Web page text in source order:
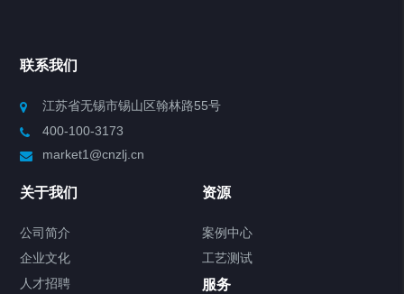
联系我们
江苏省无锡市锡山区翰林路55号
400-100-3173
market1@cnzlj.cn
关于我们
公司简介
企业文化
人才招聘
资源
案例中心
工艺测试
服务